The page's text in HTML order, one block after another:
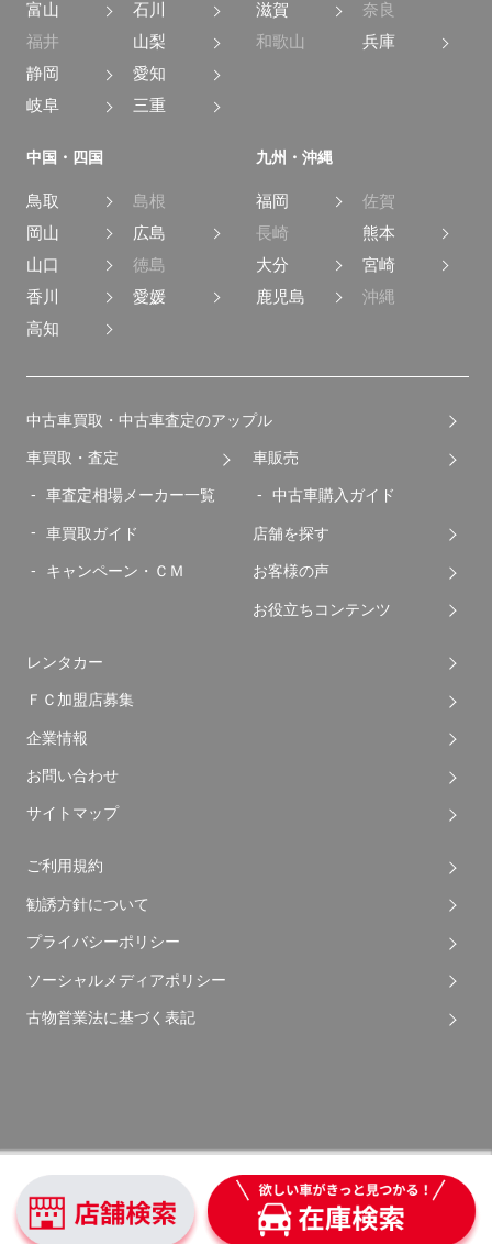
富山
石川
福井
山梨
静岡
愛知
岐阜
三重
滋賀
奈良
和歌山
兵庫
中国・四国
鳥取
島根
岡山
広島
山口
徳島
香川
愛媛
高知
九州・沖縄
福岡
佐賀
長崎
熊本
大分
宮崎
鹿児島
沖縄
中古車買取・中古車査定のアップル
車買取・査定
車査定相場メーカー一覧
車買取ガイド
キャンペーン・ＣＭ
車販売
中古車購入ガイド
店舗を探す
お客様の声
お役立ちコンテンツ
レンタカー
ＦＣ加盟店募集
企業情報
お問い合わせ
サイトマップ
ご利用規約
勧誘方針について
プライバシーポリシー
ソーシャルメディアポリシー
古物営業法に基づく表記